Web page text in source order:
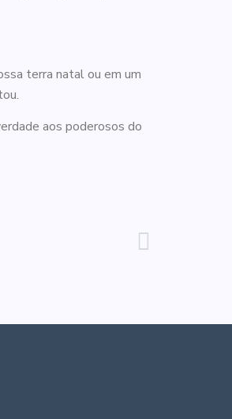
terra natal ou em um
aos poderosos do